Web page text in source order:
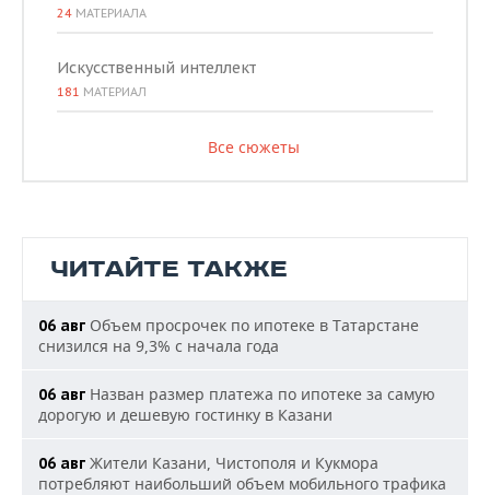
24 МАТЕРИАЛА
Искусственный интеллект
181 МАТЕРИАЛ
Все сюжеты
ЧИТАЙТЕ ТАКЖЕ
06 авг Объем просрочек по ипотеке в Татарстане
снизился на 9,3% с начала года
06 авг Назван размер платежа по ипотеке за самую
дорогую и дешевую гостинку в Казани
06 авг Жители Казани, Чистополя и Кукмора
потребляют наибольший объем мобильного трафика